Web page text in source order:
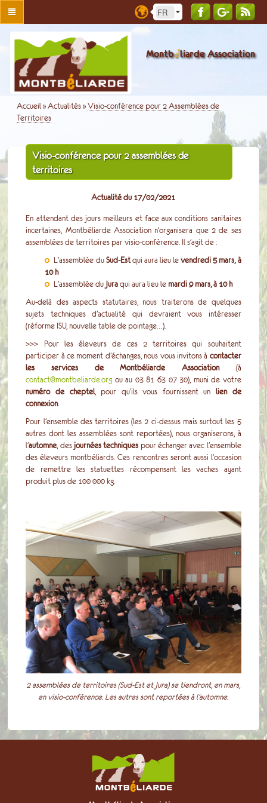
Montbéliarde Association
Accueil »Actualités »Visio-conférence pour 2 Assemblées de
Territoires
Visio-conférence pour 2 assemblées de
territoires
Actualité du 17/02/2021
En attendant des jours meilleurs et face aux conditions sanitaires
incertaines, Montbéliarde Association n’organisera que 2 de ses
assemblées de territoires par visio-conférence. Il s’agit de :
L’assemblée du Sud-Estqui aura lieu levendredi 5 mars, à
10 h
L’assemblée du Juraqui aura lieu le mardi 9 mars, à 10 h
Au-delà des aspects statutaires, nous traiterons de quelques
sujets techniques d’actualité qui devraient vous intéresser
(réforme ISU, nouvelle table de pointage…).
>>> Pour les éleveurs de ces 2 territoires qui souhaitent
participer à ce moment d’échanges, nous vous invitons à contacter
les services de Montbéliarde Association(à
contact@montbeliarde.org ou au 03 81 63 07 30), muni de votre
numéro de cheptel, pour qu’ils vous fournissent un lien de
connexion.
Pour l’ensemble des territoires (les 2 ci-dessus mais surtout les 5
autres dont les assemblées sont reportées), nous organiserons, à
l’automne, desjournées techniques pour échanger avec l’ensemble
des éleveurs montbéliards. Ces rencontres seront aussi l’occasion
de remettre les statuettes récompensant les vaches ayant
produit plus de 100 000 kg.
2 assemblées de territoires (Sud-Est et Jura) se tiendront, en mars,
en visio-conférence. Les autres sont reportées à l’automne.